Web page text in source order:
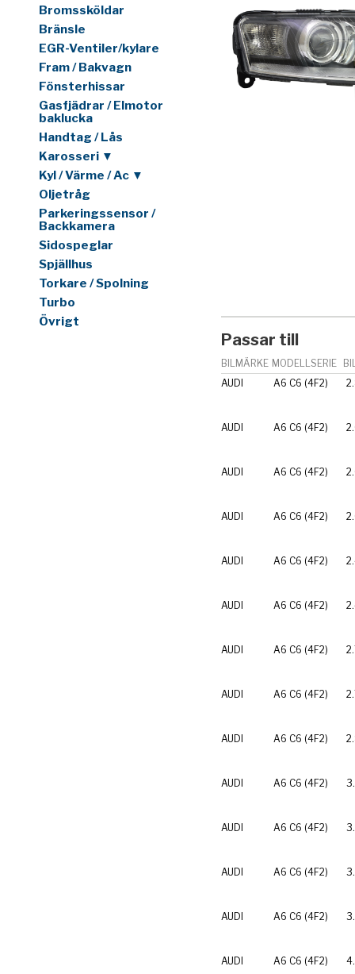
Bromssköldar
Bränsle
EGR-Ventiler/kylare
Fram / Bakvagn
Fönsterhissar
Gasfjädrar / Elmotor
baklucka
Handtag / Lås
Karosseri ▼
Kyl / Värme / Ac ▼
Oljetråg
Parkeringssensor /
Backkamera
Sidospeglar
Spjällhus
Torkare / Spolning
Turbo
Övrigt
Passar till
BILMÄRKE MODELLSERIE
AUDI
A6 C6 (4F2)
AUDI A6 C6 (4F2)
AUDI A6 C6 (4F2)
AUDI A6 C6 (4F2)
AUDI A6 C6 (4F2)
AUDI A6 C6 (4F2)
AUDI A6 C6 (4F2)
AUDI A6 C6 (4F2)
AUDI A6 C6 (4F2)
AUDI A6 C6 (4F2)
AUDI A6 C6 (4F2)
AUDI A6 C6 (4F2)
AUDI A6 C6 (4F2)
AUDI A6 C6 (4F2)